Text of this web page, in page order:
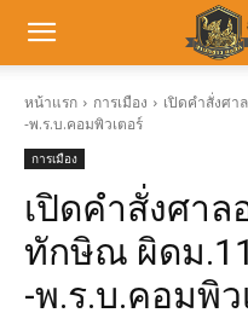
หน้าแรก การเมือง
เปิดคำสั่งศ
-พ.ร.บ.คอมพิวเตอร์
การเมือง
เปิดคำสั่งศา
ทักษิณ ผิดม
-พ.ร.บ.คอมพิว